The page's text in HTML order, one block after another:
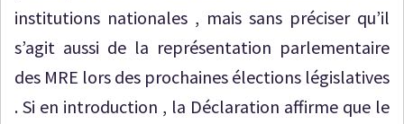
institutions nationales , mais sans préciser qu’il
s’agit aussi de la représentation parlementaire
des MRE lors des prochaines élections législatives
. Si en introduction , la Déclaration affirme que le